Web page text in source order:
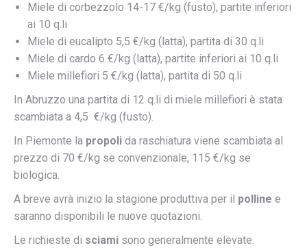
Miele di corbezzolo 14-17 €/kg (fusto), partite inferiori
ai 10 q.li
Miele di eucalipto 5,5 €/kg (latta), partita di 30 q.li
Miele di cardo 6 €/kg (latta), partite inferiori ai 10 q.li
Miele millefiori 5 €/kg (latta), partita di 50 q.li
In Abruzzo una partita di 12 q.li di miele millefiori è stata
scambiata a 4,5 €/kg (fusto).
In Piemonte la propoli da raschiatura viene scambiata al
prezzo di 70 €/kg se convenzionale, 115 €/kg se
biologica.
A breve avrà inizio la stagione produttiva per il polline e
saranno disponibili le nuove quotazioni.
Le richieste di sciami sono generalmente elevate.